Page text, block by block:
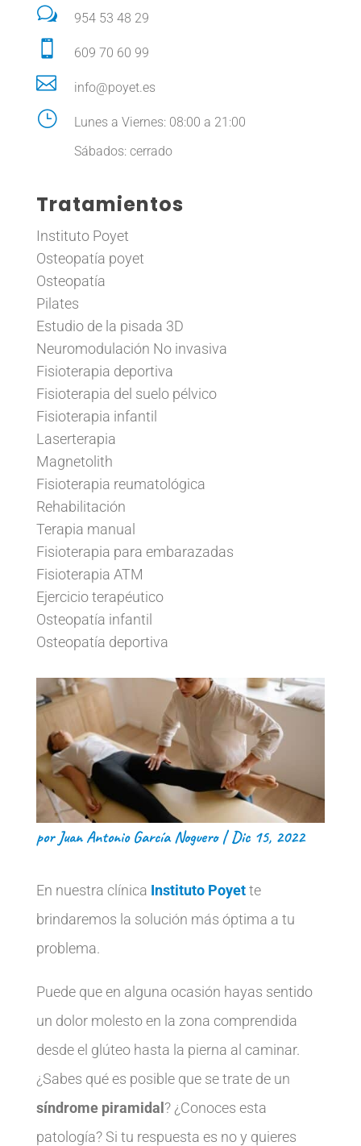
w 954 53 48 29
 609 70 60 99
 info@poyet.es
}
Lunes a Viernes: 08:00 a 21:00
Sábados: cerrado
Tratamientos
Instituto Poyet
Osteopatía poyet
Osteopatía
Pilates
Estudio de la pisada 3D
Neuromodulación No invasiva
Fisioterapia deportiva
Fisioterapia del suelo pélvico
Fisioterapia infantil
Laserterapia
Magnetolith
Fisioterapia reumatológica
Rehabilitación
Terapia manual
Fisioterapia para embarazadas
Fisioterapia ATM
Ejercicio terapéutico
Osteopatía infantil
Osteopatía deportiva
por Juan Antonio García Noguero|Dic 15, 2022
En nuestra clínica Instituto Poyette
brindaremos la solución más óptima a tu
problema.
Puede que en alguna ocasión hayas sentido
un dolor molesto en la zona comprendida
desde el glúteo hasta la pierna al caminar.
¿Sabes qué es posible que se trate de un
síndrome piramidal? ¿Conoces esta
patología? Si tu respuesta es no y quieres